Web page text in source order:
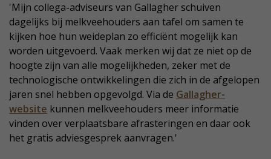
'Mijn collega-adviseurs van Gallagher schuiven
dagelijks bij melkveehouders aan tafel om samen te
kijken hoe hun weideplan zo efficiënt mogelijk kan
worden uitgevoerd. Vaak merken wij dat ze niet op de
hoogte zijn van alle mogelijkheden, zeker met de
technologische ontwikkelingen die zich in de afgelopen
jaren snel hebben opgevolgd. Via de Gallagher-
website kunnen melkveehouders meer informatie
vinden over verplaatsbare afrasteringen en daar ook
het gratis adviesgesprek aanvragen.'